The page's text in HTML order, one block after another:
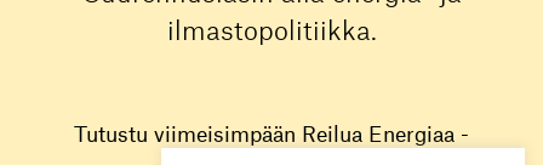
ilmastopolitiikka.
Tutustu viimeisimpään Reilua Energiaa -